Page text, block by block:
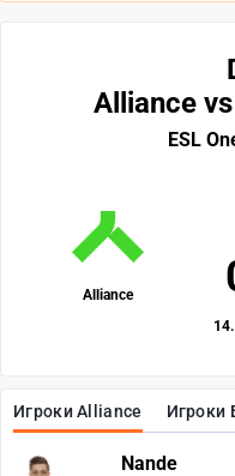
Игроки Alliance Игроки
Nande
Alliance
ESL
Alliance